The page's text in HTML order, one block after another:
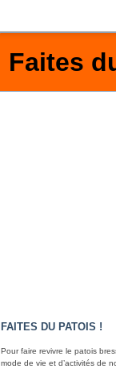
Faites
FAITES DU PATOIS !
Pour faire revivre le patois
mode de vie et d’activités de